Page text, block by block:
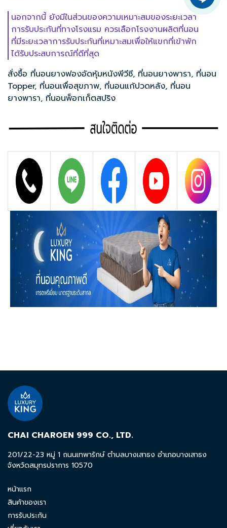
นอกจากนี้ ยังมีในส่วนของความเหมาะสมของระยะเวลา
การรับประกันที่ทางโรงแรม ควรเลือกโรงงานผลิตที่นอน
ที่มีระยะเวลาการรับประกันที่เหมาะสมเพื่อให้แขกที่เข้าพัก
ได้รับประสบการณ์ที่ดีที่สุด
สั่งซื้อ ที่นอนยางฟองอัดหุ้มหนังพีวีซี, ที่นอนยางพารา, ที่นอน
Topper, ที่นอนเพื่อสุขภาพ, ที่นอนแก้ปวดหลัง, ที่นอน
ยางพารา, ที่นอนพ็อกเก็ตสปริง
CHAI CHAROEN 999 CO., LTD.
201/22-23 หมู่ 1 ถนนเทพารักษ์ ตำบลบางเสาธง อำเภอบางเสาธง
จังหวัดสมุทรปราการ 10570
หน้าแรก
สินค้าของเรา
การรับประกัน